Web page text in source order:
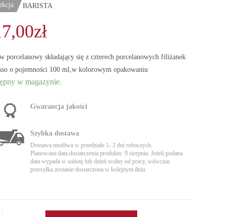
BARISTA
zł
porcelanowy składający się z czterech porcelanowych filiżanek
o pojemności 100 ml,w kolorowym opakowaniu
w magazynie.
Gwarancja jakości
Szybka dostawa
Dostawa możliwa w przedziale 1- 2 dni roboczych.
Planowana data dostarczenia produktu: 9 sierpnia. Jeżeli podana
data wypada w sobotę lub dzień wolny od pracy, wówczas
przesyłka zostanie dostarczona w kolejnym dniu.